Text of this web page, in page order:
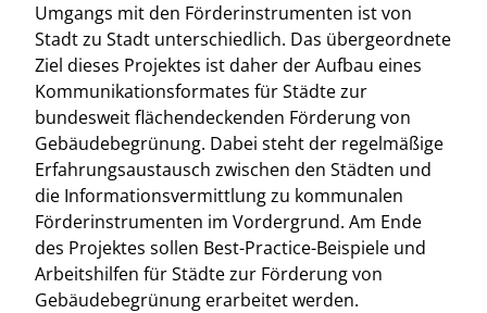
Umgangs mit den Förderinstrumenten ist von
Stadt zu Stadt unterschiedlich. Das übergeordnete
Ziel dieses Projektes ist daher der Aufbau eines
Kommunikationsformates für Städte zur
bundesweit flächendeckenden Förderung von
Gebäudebegrünung. Dabei steht der regelmäßige
Erfahrungsaustausch zwischen den Städten und
die Informationsvermittlung zu kommunalen
Förderinstrumenten im Vordergrund. Am Ende
des Projektes sollen Best-Practice-Beispiele und
Arbeitshilfen für Städte zur Förderung von
Gebäudebegrünung erarbeitet werden.